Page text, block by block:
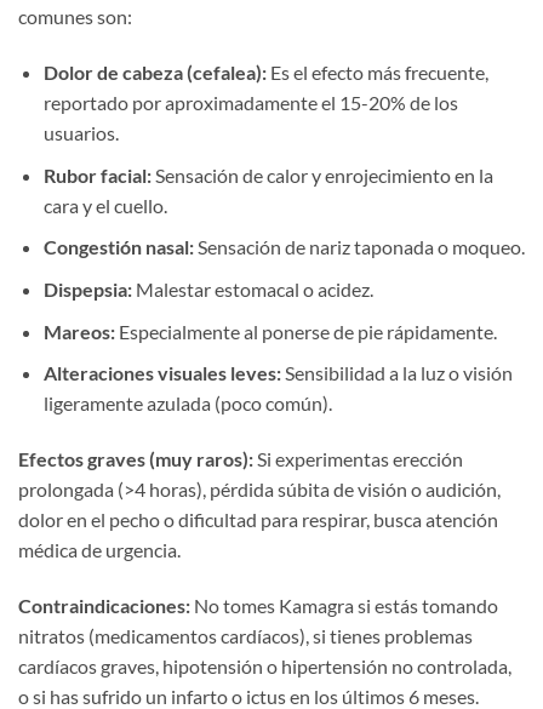
comunes son:
Dolor de cabeza (cefalea):Es el efecto más frecuente,
reportado por aproximadamente el 15-20% de los
usuarios.
Rubor facial:Sensación de calor y enrojecimiento en la
cara y el cuello.
Congestión nasal:Sensación de nariz taponada o moqueo.
Dispepsia:Malestar estomacal o acidez.
Mareos:Especialmente al ponerse de pie rápidamente.
Alteraciones visuales leves:Sensibilidad a la luz o visión
ligeramente azulada (poco común).
Efectos graves (muy raros):Si experimentas erección
prolongada (>4 horas), pérdida súbita de visión o audición,
dolor en el pecho o dificultad para respirar, busca atención
médica de urgencia.
Contraindicaciones: No tomes Kamagra si estás tomando
nitratos (medicamentos cardíacos), si tienes problemas
cardíacos graves, hipotensión o hipertensión no controlada,
o si has sufrido un infarto o ictus en los últimos 6 meses.